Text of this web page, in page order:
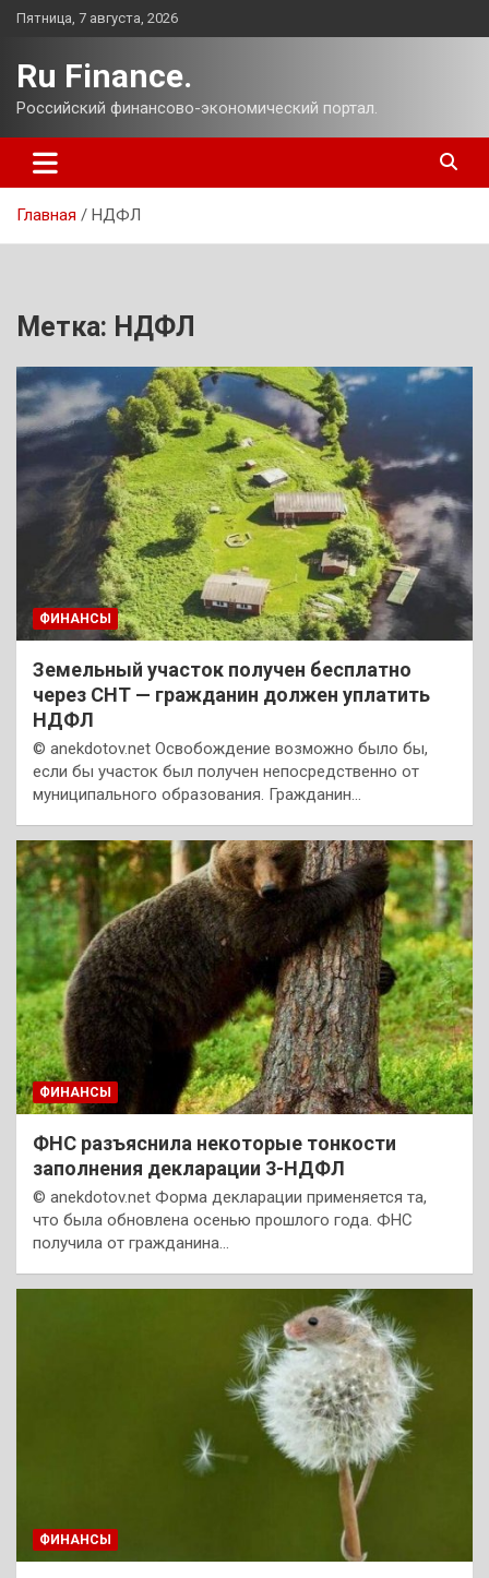
Перейти
Пятница, 7 августа, 2026
Ru Finance.
Российский финансово-экономический портал.
Главная НДФЛ
Метка: НДФЛ
ФИНАНСЫ
Земельный участок получен бесплатно
через СНТ — гражданин должен уплатить
НДФЛ
© anekdotov.net Освобождение возможно было бы,
если бы участок был получен непосредственно от
муниципального образования. Гражданин…
ФИНАНСЫ
ФНС разъяснила некоторые тонкости
заполнения декларации 3-НДФЛ
© anekdotov.net Форма декларации применяется та,
что была обновлена осенью прошлого года. ФНС
получила от гражданина…
ФИНАНСЫ